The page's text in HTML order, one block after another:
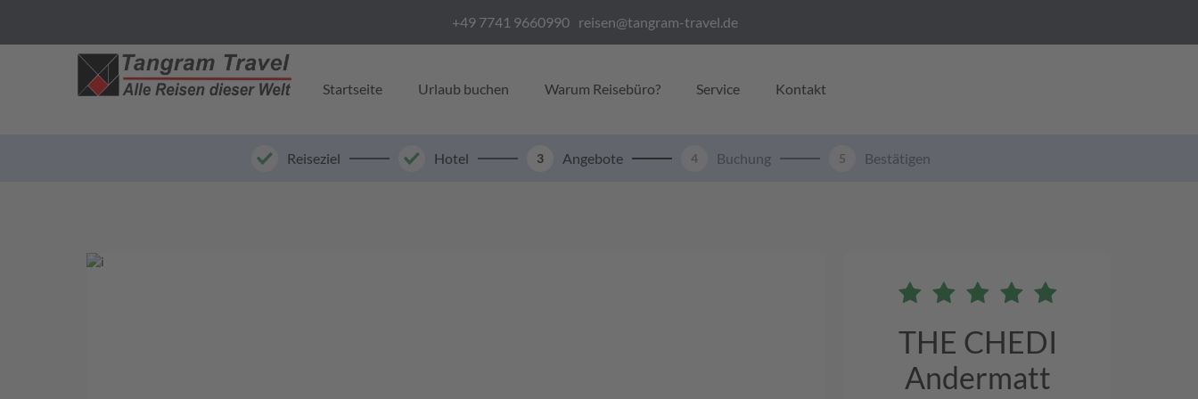
+49 7741 9660990 reisen@tangram-travel.de
Startseite Urlaub buchen Warum Reisebüro? Service Kontakt
Reiseziel Hotel 3 Angebote 4 Buchung 5 Bestätigen
THE CHEDI
Andermatt